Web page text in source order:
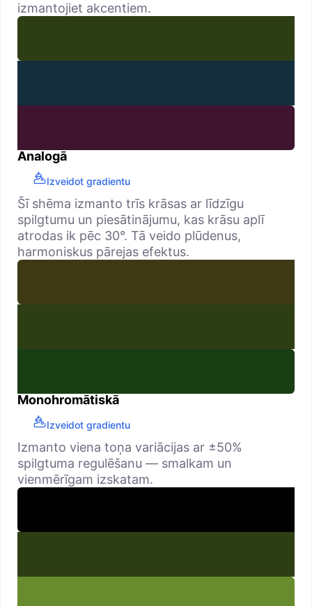
izmantojiet akcentiem.
Analogā
Izveidot gradientu
Šī shēma izmanto trīs krāsas ar līdzīgu
spilgtumu un piesātinājumu, kas krāsu aplī
atrodas ik pēc 30°. Tā veido plūdenus,
harmoniskus pārejas efektus.
Monohromātiskā
Izveidot gradientu
Izmanto viena toņa variācijas ar ±50%
spilgtuma regulēšanu — smalkam un
vienmērīgam izskatam.